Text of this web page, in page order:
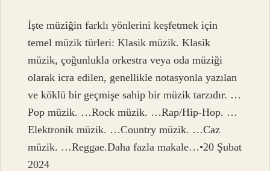
İşte müziğin farklı yönlerini keşfetmek için
temel müzik türleri: Klasik müzik. Klasik
müzik, çoğunlukla orkestra veya oda müziği
olarak icra edilen, genellikle notasyonla yazılan
ve köklü bir geçmişe sahip bir müzik tarzıdır. …
Pop müzik. …Rock müzik. …Rap/Hip-Hop. …
Elektronik müzik. …Country müzik. …Caz
müzik. …Reggae.Daha fazla makale…•20 Şubat
2024